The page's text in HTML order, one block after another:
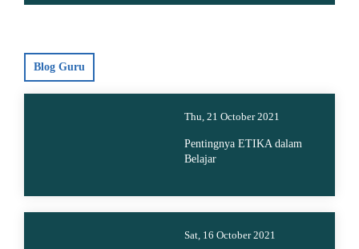
Blog Guru
Thu, 21 October 2021
Pentingnya ETIKA dalam
Belajar
Sat, 16 October 2021